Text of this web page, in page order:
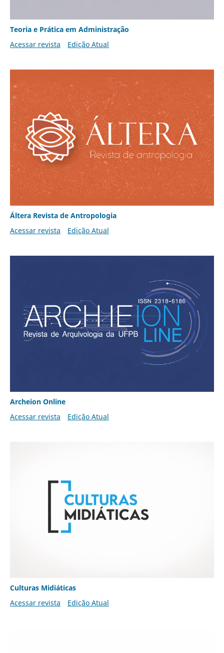
Teoria e Prática em Administração
Acessar revista
Edição Atual
Áltera Revista de Antropologia
Acessar revista
Edição Atual
Archeion Online
Acessar revista
Edição Atual
Culturas Midiáticas
Acessar revista
Edição Atual